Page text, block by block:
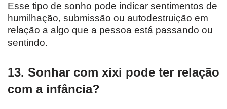
Esse tipo de sonho pode indicar sentimentos de
humilhação, submissão ou autodestruição em
relação a algo que a pessoa está passando ou
sentindo.
13. Sonhar com xixi pode ter relação
com a infância?